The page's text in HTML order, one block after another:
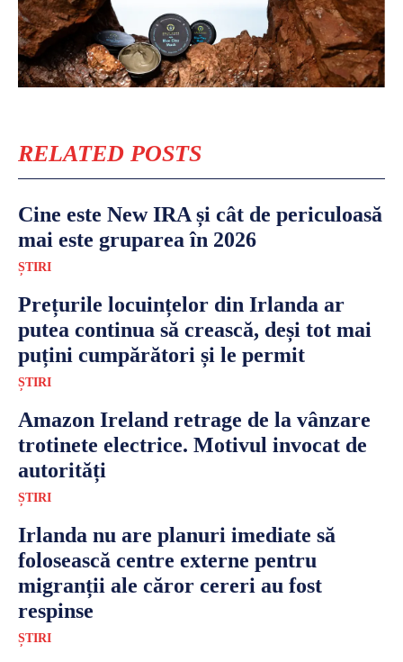
RELATED POSTS
Cine este New IRA și cât de periculoasă
mai este gruparea în 2026
ȘTIRI
Prețurile locuințelor din Irlanda ar
putea continua să crească, deși tot mai
puțini cumpărători și le permit
ȘTIRI
Amazon Ireland retrage de la vânzare
trotinete electrice. Motivul invocat de
autorități
ȘTIRI
Irlanda nu are planuri imediate să
folosească centre externe pentru
migranții ale căror cereri au fost
respinse
ȘTIRI